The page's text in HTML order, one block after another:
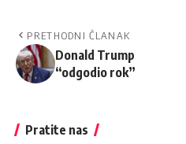
PRETHODNI ČLANAK
Donald Trump
“odgodio rok”
Pratite nas